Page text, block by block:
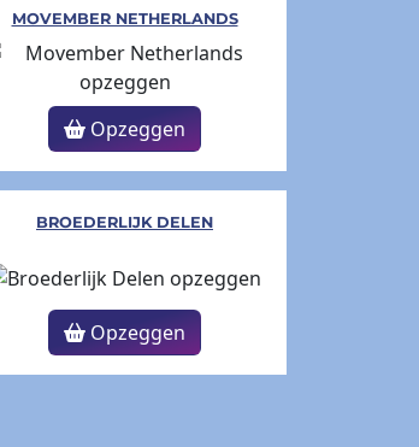
MOVEMBER NETHERLANDS
Opzeggen
BROEDERLIJK DELEN
Opzeggen